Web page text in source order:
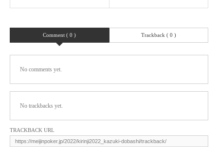
Comment ( 0 ) Trackback ( 0 )
No comments yet.
No trackbacks yet.
TRACKBACK URL